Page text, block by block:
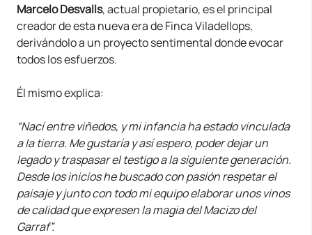
Marcelo Desvalls, actual propietario, es el principal
creador de esta nueva era de Finca Viladellops,
derivándolo a un proyecto sentimental donde evocar
todos los esfuerzos.
Él mismo explica:
“Nací entre viñedos, y mi infancia ha estado vinculada
a la tierra. Me gustaría y así espero, poder dejar un
legado y traspasar el testigo a la siguiente generación.
Desde los inicios he buscado con pasión respetar el
paisaje y junto con todo mi equipo elaborar unos vinos
de calidad que expresen la magia del Macizo del
Garraf”.